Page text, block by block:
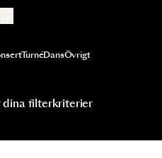
automatiskt
TurnéDansÖvrigt
dina filterkriterier